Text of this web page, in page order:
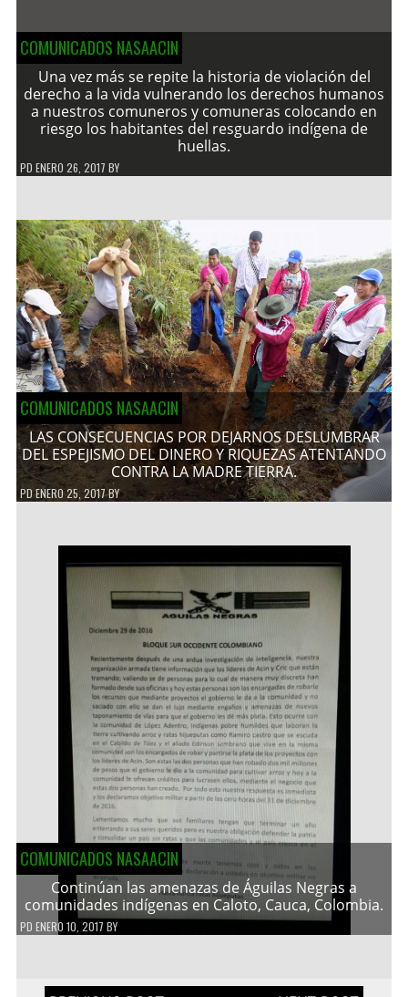
COMUNICADOS NASAACIN
Una vez más se repite la historia de violación del
derecho a la vida vulnerando los derechos humanos
a nuestros comuneros y comuneras colocando en
riesgo los habitantes del resguardo indígena de
huellas.
PD ENERO 26, 2017 BY
COMUNICADOS NASAACIN
LAS CONSECUENCIAS POR DEJARNOS DESLUMBRAR
DEL ESPEJISMO DEL DINERO Y RIQUEZAS ATENTANDO
CONTRA LA MADRE TIERRA.
PDENERO 25, 2017BY
COMUNICADOS NASAACIN
Continúan las amenazas de Águilas Negras a
comunidades indígenas en Caloto, Cauca, Colombia.
PD ENERO 10, 2017 BY